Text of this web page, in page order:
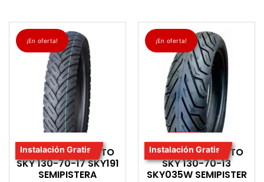
¡En oferta!
Instalación Gratis
LLANTA PARA MOTO
SKY 130-70-17 SKY191
SEMIPISTERA
¡En oferta!
Instalación Gratis
LLANTA PARA MOTO
SKY 130-70-13
SKY035W SEMIPISTER